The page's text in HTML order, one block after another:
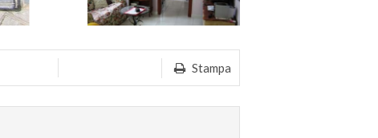
Stampa